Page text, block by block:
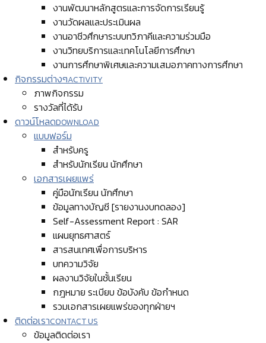
งานพัฒนาหลักสูตรและการจัดการเรียนรู้
งานวัดผลและประเมินผล
งานอาชีวศึกษาระบบทวิภาคีและความร่วมมือ
งานวิทยบริการและเทคโนโลยีการศึกษา
งานการศึกษาพิเศษและความเสมอภาคทางการศึกษา
กิจกรรมต่างๆACTIVITY
ภาพกิจกรรม
รางวัลที่ได้รับ
ดาวน์โหลดDOWNLOAD
แบบฟอร์ม
สำหรับครู
สำหรับนักเรียน นักศึกษา
เอกสารเผยแพร่
คู่มือนักเรียน นักศึกษา
ข้อมูลทางบัญชี [รายงานงบทดลอง]
Self-Assessment Report : SAR
แผนยุทธศาสตร์
สารสนเทศเพื่อการบริหาร
บทความวิจัย
ผลงานวิจัยในชั้นเรียน
กฎหมาย ระเบียบ ข้อบังคับ ข้อกำหนด
รวมเอกสารเผยแพร่ของทุกฝ่ายฯ
ติดต่อเราCONTACT US
ข้อมูลติดต่อเรา